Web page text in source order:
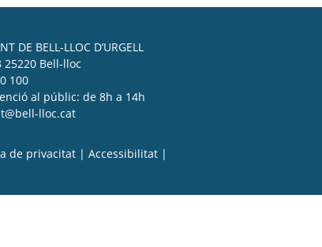
DE BELL-LLOC D’URGELL
25220 Bell-lloc
100
al públic: de 8h a 14h
lloc.cat
de privacitat | Accessibilitat |